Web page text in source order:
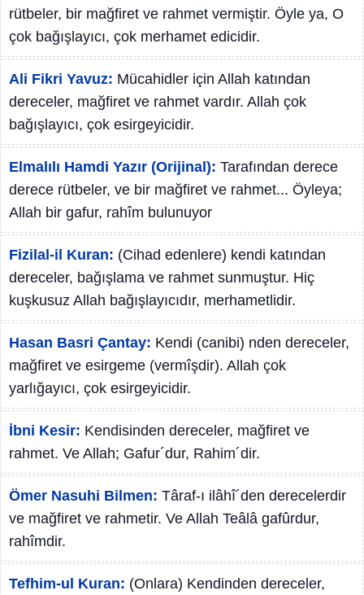
rütbeler, bir mağfiret ve rahmet vermiştir. Öyle ya, O
çok bağışlayıcı, çok merhamet edicidir.
Ali Fikri Yavuz: Mücahidler için Allah katından
dereceler, mağfiret ve rahmet vardır. Allah çok
bağışlayıcı, çok esirgeyicidir.
Elmalılı Hamdi Yazır (Orijinal): Tarafından derece
derece rütbeler, ve bir mağfiret ve rahmet... Öyleya;
Allah bir gafur, rahîm bulunuyor
Fizilal-il Kuran: (Cihad edenlere) kendi katından
dereceler, bağışlama ve rahmet sunmuştur. Hiç
kuşkusuz Allah bağışlayıcıdır, merhametlidir.
Hasan Basri Çantay: Kendi (canibi) nden dereceler,
mağfiret ve esirgeme (vermîşdir). Allah çok
yarlığayıcı, çok esirgeyicidir.
İbni Kesir: Kendisinden dereceler, mağfiret ve
rahmet. Ve Allah; Gafur´dur, Rahim´dir.
Ömer Nasuhi Bilmen: Târaf-ı ilâhî´den derecelerdir
ve mağfiret ve rahmetir. Ve Allah Teâlâ gafûrdur,
rahîmdir.
Tefhim-ul Kuran: (Onlara) Kendinden dereceler,